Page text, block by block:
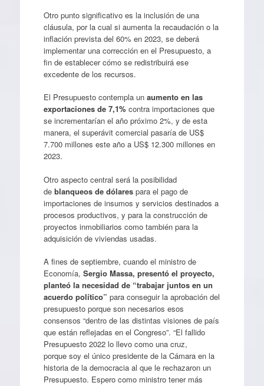
Otro punto significativo es la inclusión de una
cláusula, por la cual si aumenta la recaudación o la
inflación prevista del 60% en 2023, se deberá
implementar una corrección en el Presupuesto, a
fin de establecer cómo se redistribuirá ese
excedente de los recursos.
El Presupuesto contempla un aumento en las
exportaciones de 7,1%contra importaciones que
se incrementarían el año próximo 2%, y de esta
manera, el superávit comercial pasaría de US$
7.700 millones este año a US$ 12.300 millones en
2023.
Otro aspecto central será la posibilidad
de blanqueos de dólarespara el pago de
importaciones de insumos y servicios destinados a
procesos productivos, y para la construcción de
proyectos inmobiliarios como también para la
adquisición de viviendas usadas.
A fines de septiembre, cuando el ministro de
Economía, Sergio Massa, presentó el proyecto,
planteó la necesidad de “trabajar juntos en un
acuerdo político” para conseguir la aprobación del
presupuesto porque son necesarios esos
consensos “dentro de las distintas visiones de país
que están reflejadas en el Congreso”. “El fallido
Presupuesto 2022 lo llevo como una cruz,
porque soy el único presidente de la Cámara en la
historia de la democracia al que le rechazaron un
Presupuesto. Espero como ministro tener más